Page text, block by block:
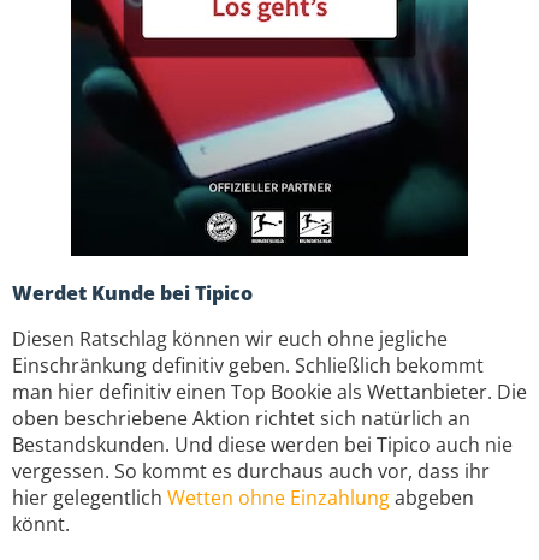
Werdet Kunde bei Tipico
Diesen Ratschlag können wir euch ohne jegliche
Einschränkung definitiv geben. Schließlich bekommt
man hier definitiv einen Top Bookie als Wettanbieter. Die
oben beschriebene Aktion richtet sich natürlich an
Bestandskunden. Und diese werden bei Tipico auch nie
vergessen. So kommt es durchaus auch vor, dass ihr
hier gelegentlich Wetten ohne Einzahlungabgeben
könnt.